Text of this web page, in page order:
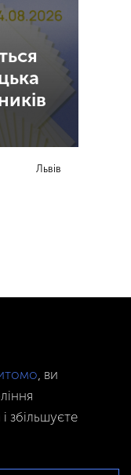
Львів
, ви
збільшуєте